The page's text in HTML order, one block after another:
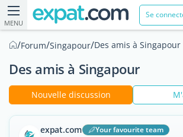
MENU
Se
/Forum/Singapour/Des amis à Singapour
Des amis à Singapour
Nouvelle discussion
expat.com Your favourite team